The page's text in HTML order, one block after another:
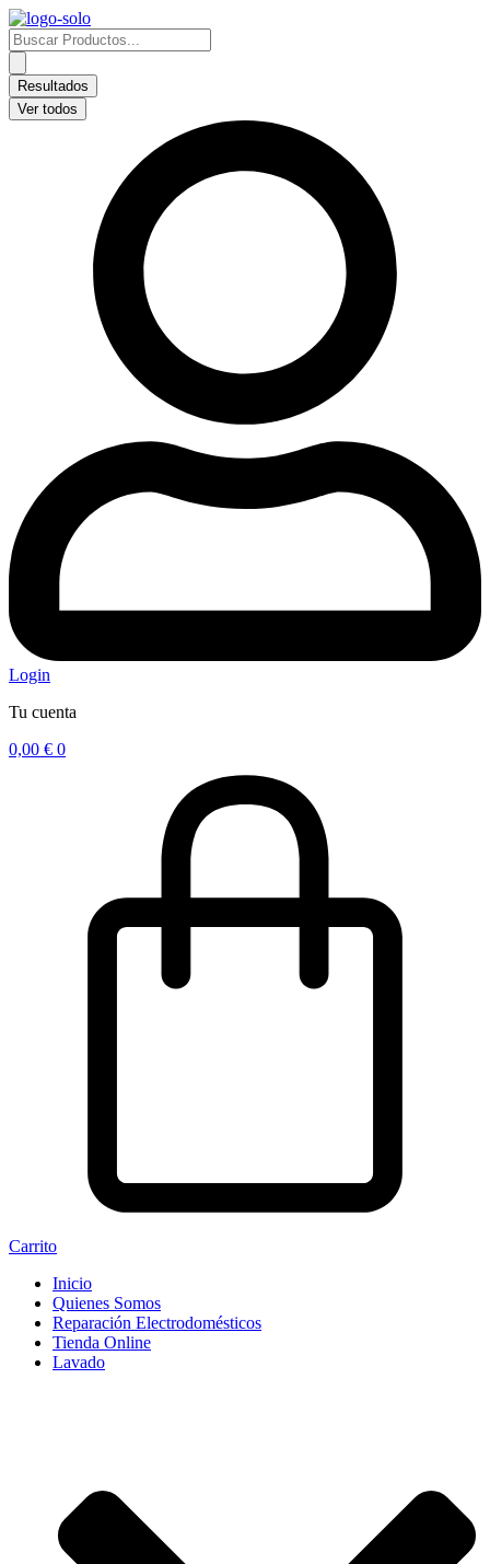
Ir
al
contenido
Search
...
Resultados
Ver todos
Login
Tu cuenta
0,00 € 0
Carrito
Inicio
Quienes Somos
Reparación Electrodomésticos
Tienda Online
Lavado